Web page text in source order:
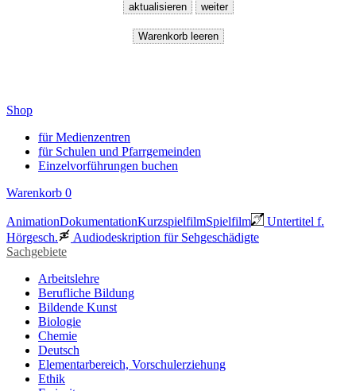
Shop
für Medienzentren
für Schulen und Pfarrgemeinden
Einzelvorführungen buchen
Warenkorb 0
AnimationDokumentationKurzspielfilmSpielfilm
Untertitel f.
Hörgesch.
Audiodeskription für Sehgeschädigte
Sachgebiete
Arbeitslehre
Berufliche Bildung
Bildende Kunst
Biologie
Chemie
Deutsch
Elementarbereich, Vorschulerziehung
Ethik